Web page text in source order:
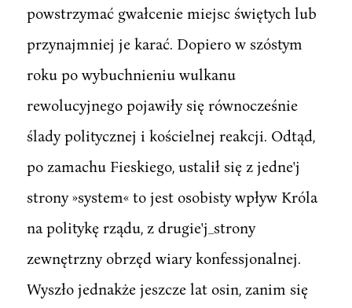
powstrzymać gwałcenie miejsc świętych lub
przynajmniej je karać. Dopiero w szóstym
roku po wybuchnieniu wulkanu
rewolucyjnego pojawiły się równocześnie
ślady politycznej i kościelnej reakcji. Odtąd,
po zamachu Fieskiego, ustalił się z jedne'j
strony »system« to jest osobisty wpływ Króla
na politykę rządu, z drugie'j_strony
zewnętrzny obrzęd wiary konfessjonalnej.
Wyszło jednakże jeszcze lat osin, zanim się